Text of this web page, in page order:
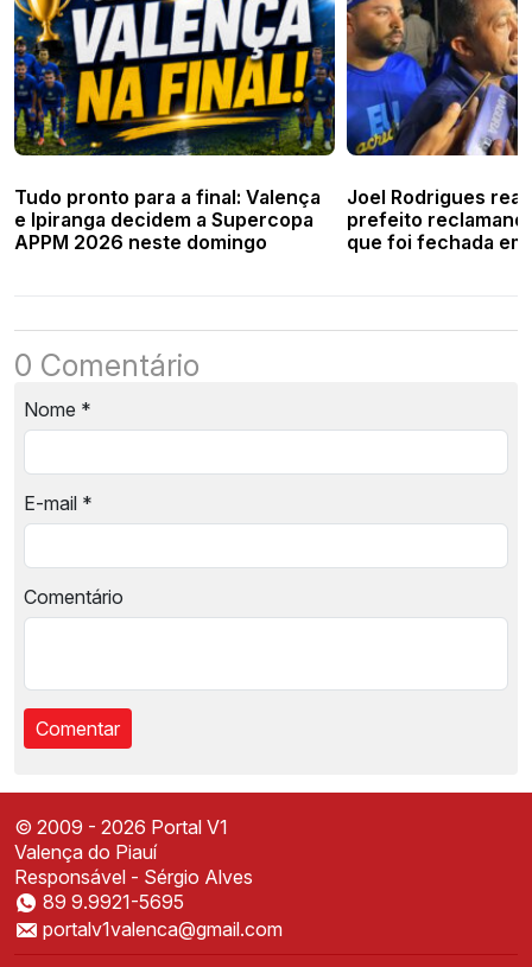
Tudo pronto para a final: Valença
e Ipiranga decidem a Supercopa
APPM 2026 neste domingo
Joel Rodrigues
prefeito
que foi fechada
0 Comentário
Nome *
E-mail *
Comentário
Instale o Portal V1
Acesse mais rápido direto da sua tela inicial
© 2009 - 2026 Portal V1
Valença do Piauí
Responsável - Sérgio Alves
89 9.9921-5695
portalv1valenca@gmail.com